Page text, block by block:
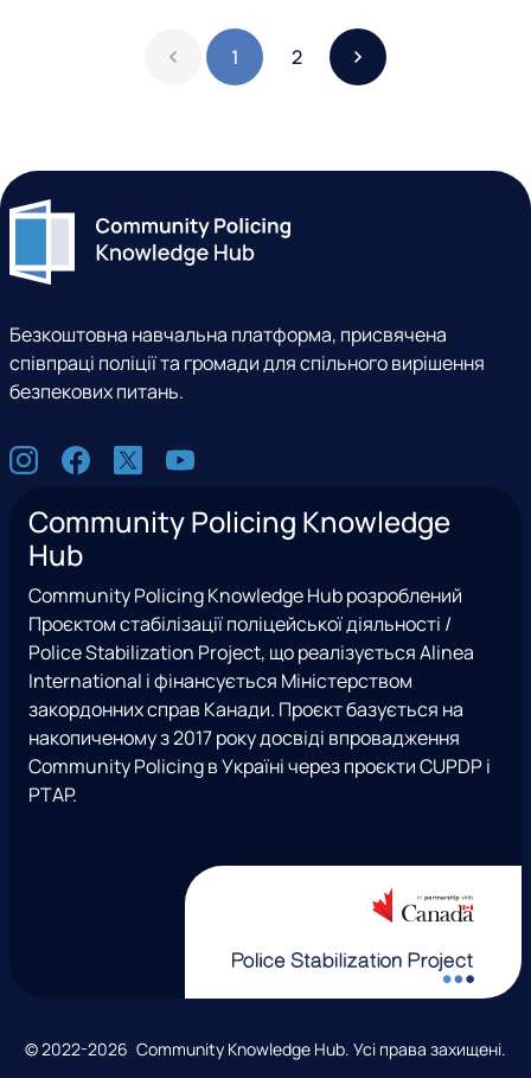
1 2
Безкоштовна навчальна платформа, присвячена
співпраці поліції та громади для спільного вирішення
безпекових питань.
С
оI
s
a
g
a
m
F
c
e
b
o
o
k
X
e
T
w
i
t
t
e
r
Y
u
u
b
e
Community Policing Knowledge
Hub
Community Policing Knowledge Hub розроблений
Проєктом стабілізації поліцейської діяльності /
Police Stabilization Project, що реалізується Alinea
International і фінансується Міністерством
закордонних справ Канади. Проєкт базується на
накопиченому з 2017 року досвіді впровадження
Community Policing в Україні через проєкти CUPDP і
PTAP.
© 2022-2026 Community Knowledge Hub. Усі права захищені.